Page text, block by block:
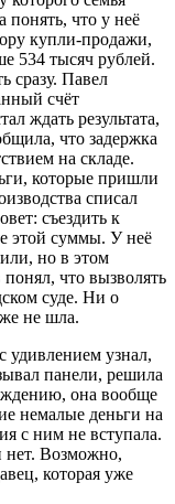
понять, что у неё
купли-продажи,
534 тысяч рублей.
сразу. Павел
счёт
ждать результата,
что задержка
на складе.
которые пришли
списал
съездить к
этой суммы. У неё
но в этом
что вызволять
суде. Ни о
не шла.
удивлением узнал,
панели, решила
она вообще
немалые деньги на
с ним не вступала.
нет. Возможно,
которая уже